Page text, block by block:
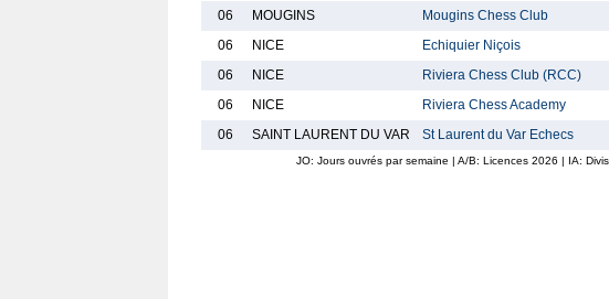
06
MOUGINS Mougins Chess Club
06
NICE Echiquier Niçois
06
NICE Riviera Chess Club (RCC)
06
NICE Riviera Chess Academy
06
SAINT LAURENT DU VAR St Laurent du Var Echecs
JO: Jours ouvrés par semaine | A/B: Licences 2026 | IA: